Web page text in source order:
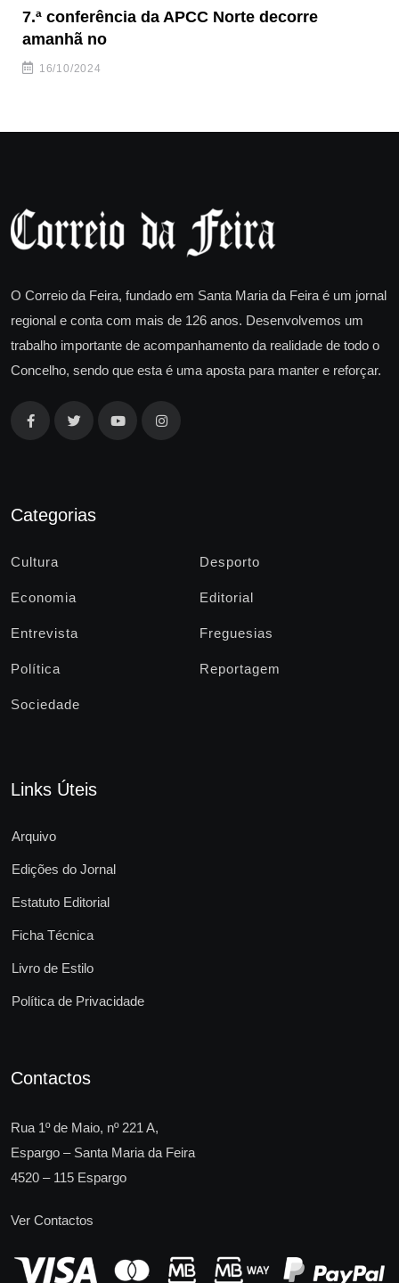
7.ª conferência da APCC Norte decorre
amanhã no
16/10/2024
O Correio da Feira, fundado em Santa Maria da Feira é um jornal
regional e conta com mais de 126 anos. Desenvolvemos um
trabalho importante de acompanhamento da realidade de todo o
Concelho, sendo que esta é uma aposta para manter e reforçar.
Categorias
Cultura Desporto
Economia Editorial
Entrevista Freguesias
Política Reportagem
Sociedade
Links Úteis
Arquivo
Edições do Jornal
Estatuto Editorial
Ficha Técnica
Livro de Estilo
Política de Privacidade
Contactos
Rua 1º de Maio, nº 221 A,
Espargo – Santa Maria da Feira
4520 – 115 Espargo
Ver Contactos